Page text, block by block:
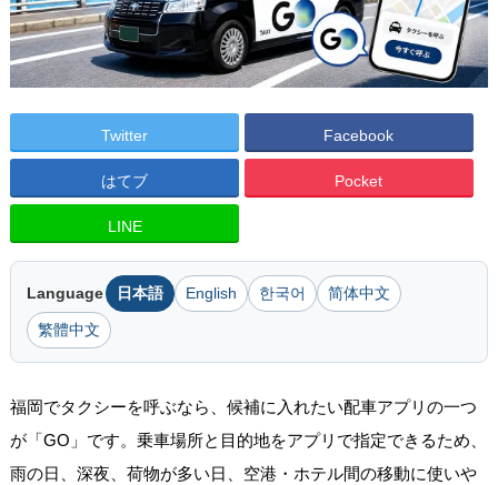
Twitter Facebook
はてブ Pocket
LINE
Language 日本語 English 한국어 简体中文
繁體中文
福岡でタクシーを呼ぶなら、候補に入れたい配車アプリの一つ
が「GO」です。乗車場所と目的地をアプリで指定できるため、
雨の日、深夜、荷物が多い日、空港・ホテル間の移動に使いや